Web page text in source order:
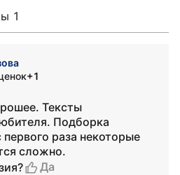
1
+1
Тексты
Подборка
первого раза некоторые
сложно.
Да